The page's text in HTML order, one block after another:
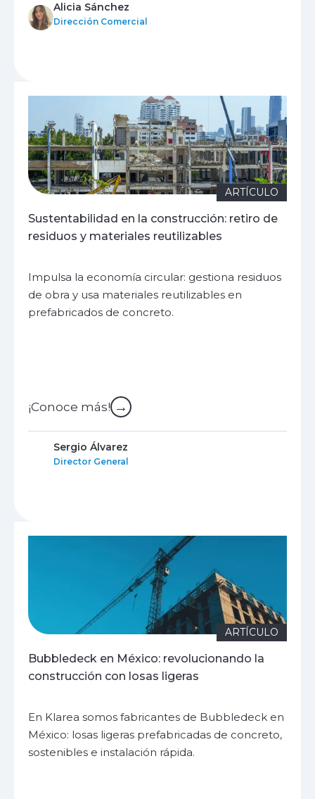
Alicia Sánchez
Dirección Comercial
ARTÍCULO
Sustentabilidad en la construcción: retiro de
residuos y materiales reutilizables
Impulsa la economía circular: gestiona residuos
de obra y usa materiales reutilizables en
prefabricados de concreto.
¡Conoce más! →
Sergio Álvarez
Director General
ARTÍCULO
Bubbledeck en México: revolucionando la
construcción con losas ligeras
En Klarea somos fabricantes de Bubbledeck en
México: losas ligeras prefabricadas de concreto,
sostenibles e instalación rápida.